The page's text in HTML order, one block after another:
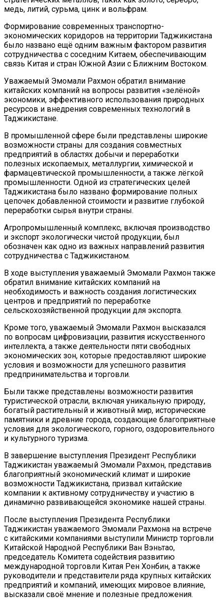
медь, литий, сурьма, цинк и вольфрам.
Формирование современных транспортно-
экономических коридоров на территории Таджикистана
было названо ещё одним важным фактором развития
сотрудничества с соседним Китаем, обеспечивающим
связь Китая и стран Южной Азии с Ближним Востоком.
Уважаемый Эмомали Рахмон обратил внимание
китайских компаний на вопросы развития «зелёной»
экономики, эффективного использования природных
ресурсов и внедрения современных технологий в
Таджикистане.
В промышленной сфере были представлены широкие
возможности страны для создания совместных
предприятий в областях добычи и переработки
полезных ископаемых, металлургии, химической и
фармацевтической промышленности, а также лёгкой
промышленности. Одной из стратегических целей
Таджикистана было названо формирование полных
цепочек добавленной стоимости и развитие глубокой
переработки сырья внутри страны.
Агропромышленный комплекс, включая производство
и экспорт экологически чистой продукции, был
обозначен как одно из важных направлений развития
сотрудничества с Таджикистаном.
В ходе выступления уважаемый Эмомали Рахмон также
обратил внимание китайских компаний на
необходимость и важность создания логистических
центров и предприятий по переработке
сельскохозяйственной продукции для экспорта.
Кроме того, уважаемый Эмомали Рахмон высказался
по вопросам цифровизации, развития искусственного
интеллекта, а также деятельности пяти свободных
экономических зон, которые предоставляют широкие
условия и возможности для успешного развития
предпринимательства и торговли.
Были также представлены возможности развития
туристической отрасли, включая уникальную природу,
богатый растительный и животный мир, исторические
памятники и древние города, создающие благоприятные
условия для экологического, горного, оздоровительного
и культурного туризма.
В завершение выступления Президент Республики
Таджикистан уважаемый Эмомали Рахмон, представив
благоприятный экономический климат и широкие
возможности Таджикистана, призвал китайские
компании к активному сотрудничеству и участию в
динамично развивающейся экономике нашей страны.
После выступления Президента Республики
Таджикистан уважаемого Эмомали Рахмона на встрече
с китайскими компаниями выступили Министр торговли
Китайской Народной Республики Ван Вэньтао,
председатель Комитета содействия развитию
международной торговли Китая Рен Хонбин, а также
руководители и представители ряда крупных китайских
предприятий и компаний, имеющих мировое влияние,
высказали своё мнение и полезные предложения.